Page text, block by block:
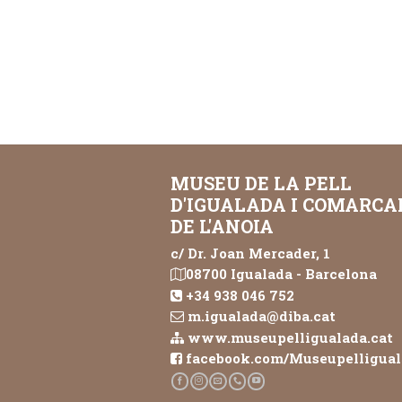
MUSEU DE LA PELL
D'IGUALADA I
DE L'ANOIA
c/ Dr. Joan Mercader, 1
08700 Igualada - Barcelona
+34 938 046 752
m.igualada@diba.cat
www.museupelligualada.cat
facebook.com/